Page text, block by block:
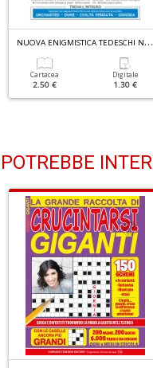
N
UOVA ENIGMISTICA TEDESCHI N.3026
Cartacea
2.50 €
Digitale
1.30 €
POTREBBE